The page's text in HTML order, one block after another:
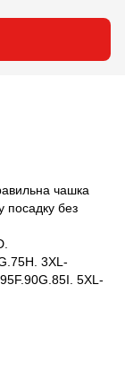
чашка
посадку без
3XL-
5XL-